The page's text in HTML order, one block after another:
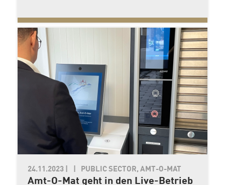
24.11.2023 PUBLIC SECTOR, AMT-O-MAT
Amt-O-Mat geht in den Live-Betrieb